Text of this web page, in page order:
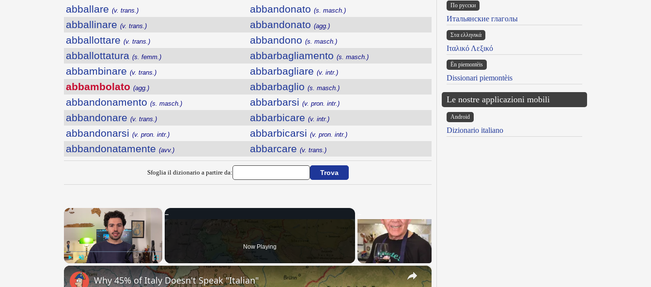
abballare (v. trans.)
abballinare (v. trans.)
abballottare (v. trans.)
abballottatura (s. femm.)
abbambinare (v. trans.)
abbambolato (agg.)
abbandonamento (s. masch.)
abbandonare (v. trans.)
abbandonarsi (v. pron. intr.)
abbandonatamente (avv.)
abbandonato (s. masch.)
abbandonato (agg.)
abbandono (s. masch.)
abbarbagliamento (s. masch.)
abbarbagliare (v. intr.)
abbarbaglio (s. masch.)
abbarbarsi (v. pron. intr.)
abbarbicare (v. intr.)
abbarbicarsi (v. pron. intr.)
abbarcare (v. trans.)
Sfoglia il dizionario a partire da:
×
Play Fullscreen
Now Playing
×
Why 45% of Italy Doesn't Speak "Italian"
По русски
Итальянские глаголы
Στα ελληνικά
Ιταλικό Λεξικό
Ën piemontèis
Dissionari piemontèis
Le nostre applicazioni mobili
Android
Dizionario italiano